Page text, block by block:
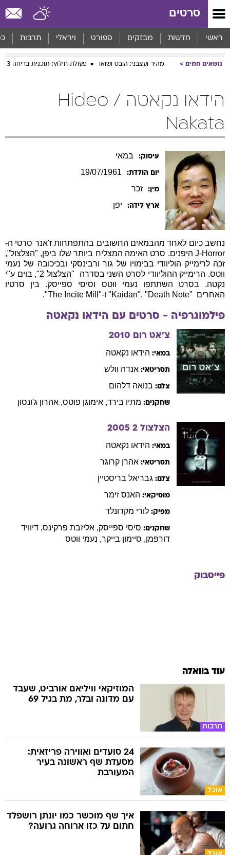
סרטים
ראשי חדשות מבזקים ספורט ויראלי תרבות
נושאים חמים מהיר ועצבני: הובס ושואו פעולת חילוץ: תוכנית בריחה 3
הידאו נקאטה / Hideo
Nakata
עיסוק: במאי
יום הולדת: 19/07/1961
מין: זכר
ארץ לידה: יפן
נחשב כיום לאחד מהבמאים החשובים בהתפתחות ז'אנר סרטי ה-
J-Horror היפנים. סרט האימה המצליח ביותר שלו ביפן, "הצלצול",
זכה לרימייק הוליוודי בבימויו של גור ורבינסקי ובכיכובה של נעמי
ווטס. הרימייק ההוליוודי לסרט השני בסדרה  "הצלצול 2", בוים ע"י
נקטה. בסרט השתתפו נעמי ווטס וסיסי ספייסק. בין סרטיו
האחרים  "Kaidan", "Death Note" ו-"The Incite Mill".
פילמוגרפיה - סרטים עם הידאו נקאטה
צ'אט רום 2010
במאי: הידאו נקאטה
תסריטאי: אנדה וולש
צלם: בנואה דלהום
שחקנים: מתיו בירד, אימוגן פוטס, אהרון ג'ונסון
הצלצול 2 2005
במאי: הידאו נקאטה
תסריטאי: אהרן קרוגר
צלם: גבריאל בריסטיין
מוסיקאי: האנס זימר
מפיק: לורי מקדונלד
שחקנים: סיסי ספייסק, אליזבת פרקינס, דיוויד
דורפמן, סיימון בייקר, נעמי ווטס
פייסבוק
עוד בוואלה
תרבות
המוזיקאי וויליאם אורביט, שעבד
עם מדונה ובלר, מת בגיל 69
אוכל
24 סועדים ואווירה פריזאית:
מסעדת שף ראשונה בעיר
המעורבת
איך שף מוכשר כמו יונתן רושפלד
חתום על כזו ארוחה גרועה?